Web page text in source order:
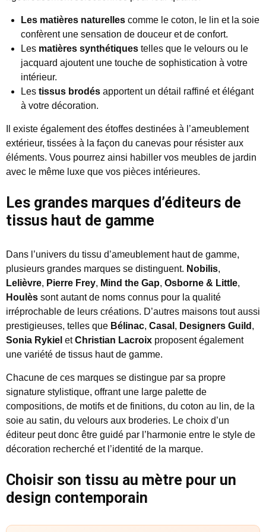
Les matières naturelles comme le coton, le lin et la soie
confèrent une sensation de douceur et de confort.
Les matières synthétiques telles que le velours ou le
jacquard ajoutent une touche de sophistication à votre
intérieur.
Les tissus brodés apportent un détail raffiné et élégant
à votre décoration.
Il existe également des étoffes destinées à l’ameublement
extérieur, tissées à la façon du canevas pour résister aux
éléments. Vous pourrez ainsi habiller vos meubles de jardin
avec le même luxe que vos pièces intérieures.
Les grandes marques d’éditeurs de
tissus haut de gamme
Dans l’univers du tissu d’ameublement haut de gamme,
plusieurs grandes marques se distinguent. Nobilis,
Lelièvre, Pierre Frey, Mind the Gap, Osborne & Little,
Houlès sont autant de noms connus pour la qualité
irréprochable de leurs créations. D’autres maisons tout aussi
prestigieuses, telles que Bélinac, Casal , Designers Guild ,
Sonia Rykiel etChristian Lacroix proposent également
une variété de tissus haut de gamme.
Chacune de ces marques se distingue par sa propre
signature stylistique, offrant une large palette de
compositions, de motifs et de finitions, du coton au lin, de la
soie au satin, du velours aux broderies. Le choix d’un
éditeur peut donc être guidé par l’harmonie entre le style de
décoration recherché et l’identité de la marque.
Choisir son tissu au mètre pour un
design contemporain